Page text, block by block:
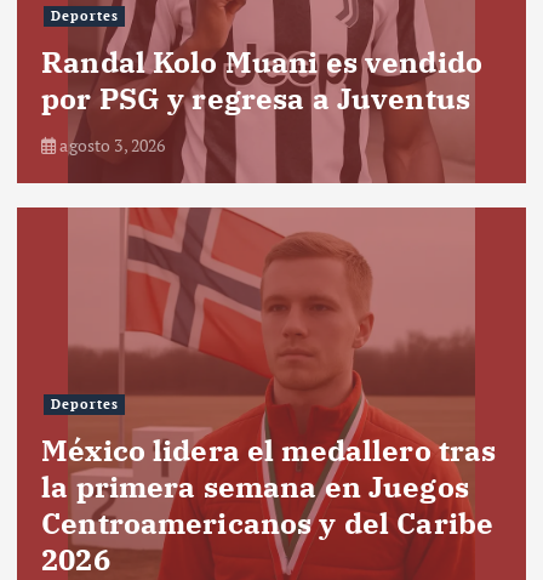
Deportes
Randal Kolo Muani es vendido
por PSG y regresa a Juventus
agosto 3, 2026
Deportes
México lidera el medallero tras
la primera semana en Juegos
Centroamericanos y del Caribe
2026